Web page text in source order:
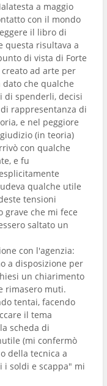
a maggio
con il mondo
il libro di
questa risultava a
di vista di Forte
ad arte per
che qualche
di spenderli, decisi
rappresentanza di
e nel peggiore
(in teoria)
con qualche
e fu
qualche utile
tensioni
grave che mi fece
saltato un
con l'agenzia:
a disposizione per
un chiarimento
rimasero muti.
tentai, facendo
il tema
scheda di
(mi confermò
della tecnica a
i soldi e scappa" mi